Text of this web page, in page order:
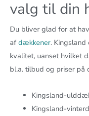
valg til din
Du bliver glad for at
af dækkener.
kvalitet, uanset hvilket
bl.a. tilbud og priser på
Kingsland-
Kingsland-